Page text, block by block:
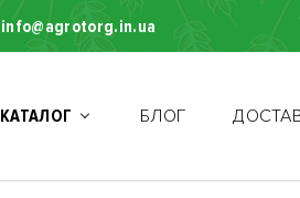
info@agrotorg.in.ua
КАТАЛОГ БЛОГ